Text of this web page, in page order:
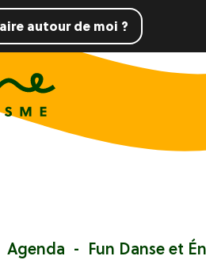
autour de moi ?
Agenda Fun Danse et